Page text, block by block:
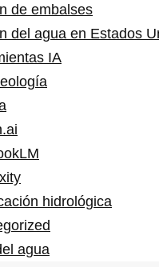
de embalses
del agua en Estados
IA
hidrológica
agua